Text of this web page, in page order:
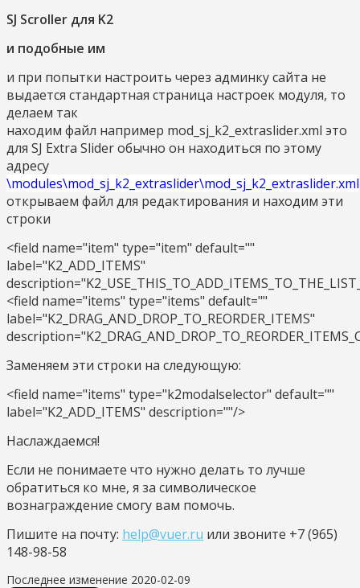
SJ Scroller для K2
и подобные им
и при попытки настроить через админку сайта не
выдается стандартная страница настроек модуля, то
делаем так
находим файл например mod_sj_k2_extraslider.xml это
для SJ Extra Slider обычно он находиться по этому
адресу
\modules\mod_sj_k2_extraslider\mod_sj_k2_extraslider.xml
открываем файл для редактирования и находим эти
строки
<field name="item" type="item" default=""
label="K2_ADD_ITEMS"
<field name="items" type="items" default=""
label="K2_DRAG_AND_DROP_TO_REORDER_ITEMS"
Заменяем эти строки на следующую:
<field name="items" type="k2modalselector" default=""
label="K2_ADD_ITEMS" description=""/>
Наслаждаемся!
Если не понимаете что нужно делать то лучше
обратиться ко мне, я за символическое
вознаграждение смогу вам помочь.
Пишите на почту: help@vuer.ru или звоните +7 (965)
148-98-58
Последнее изменение 2020-02-09